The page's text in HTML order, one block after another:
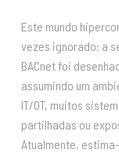
Este mundo
vezes ignorado: a
BACnet foi
assumindo um
IT/OT, muitos
partilhadas ou
Atualmente,